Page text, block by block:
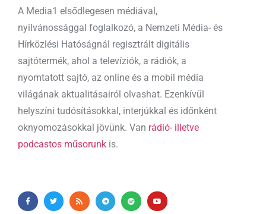
A Media1 elsődlegesen médiával,
nyilvánossággal foglalkozó, a Nemzeti Média- és
Hírközlési Hatóságnál regisztrált digitális
sajtótermék, ahol a televíziók, a rádiók, a
nyomtatott sajtó, az online és a mobil média
világának aktualitásairól olvashat. Ezenkívül
helyszíni tudósításokkal, interjúkkal és időnként
oknyomozásokkal jövünk. Van rádió- illetve
podcastos műsorunk is.